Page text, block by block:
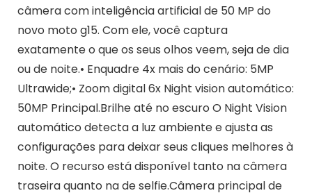
câmera com inteligência artificial de 50 MP do
novo moto g15. Com ele, você captura
exatamente o que os seus olhos veem, seja de dia
ou de noite.• Enquadre 4x mais do cenário: 5MP
Ultrawide;• Zoom digital 6x Night vision automático:
50MP Principal.Brilhe até no escuro O Night Vision
automático detecta a luz ambiente e ajusta as
configurações para deixar seus cliques melhores à
noite. O recurso está disponível tanto na câmera
traseira quanto na de selfie.Câmera principal de